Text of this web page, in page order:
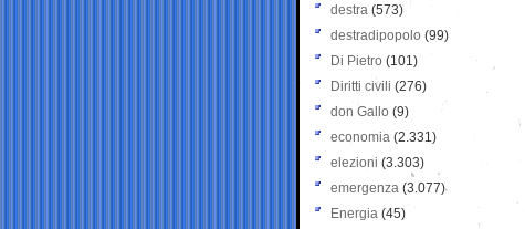
destra (573)
destradipopolo (99)
Di Pietro (101)
Diritti civili (276)
don Gallo (9)
economia (2.331)
elezioni (3.303)
emergenza (3.077)
Energia (45)